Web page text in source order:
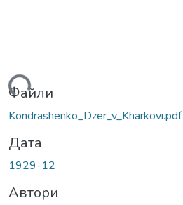
Файли
Kondrashenko_Dzer_v_Kharkovi.pdf
Дата
1929-12
Автори